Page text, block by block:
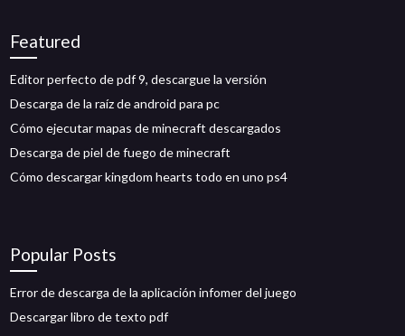
Featured
Editor perfecto de pdf 9, descargue la versión
Descarga de la raíz de android para pc
Cómo ejecutar mapas de minecraft descargados
Descarga de piel de fuego de minecraft
Cómo descargar kingdom hearts todo en uno ps4
Popular Posts
Error de descarga de la aplicación infomer del juego
Descargar libro de texto pdf